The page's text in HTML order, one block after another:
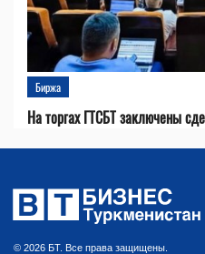
Биржа
На торгах ГТСБТ заключены
© 2026 БТ. Все права защищены.